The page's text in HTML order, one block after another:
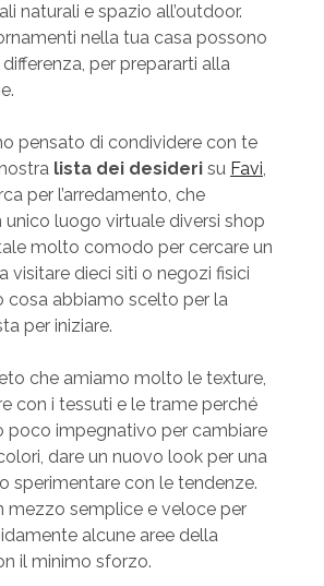
naturali e spazio all’outdoor.
nella tua casa possono
per prepararti alla
pensato di condividere con te
lista dei desiderisu Favi,
per l’arredamento, che
unico luogo virtuale diversi shop
molto comodo per cercare un
visitare dieci siti o negozi fisici
cosa abbiamo scelto per la
per iniziare.
che amiamo molto le texture,
con i tessuti e le trame perché
poco impegnativo per cambiare
dare un nuovo look per una
sperimentare con le tendenze.
mezzo semplice e veloce per
alcune aree della
il minimo sforzo.